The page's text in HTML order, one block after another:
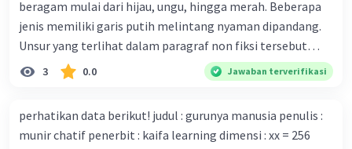
kekebalan, Melbourne, Julian Druce, menyatakan mereka
mengembangkan virus Corona versi laboratorium dari
tubuh pasien yang terinfeksi untuk uji coba. Tanggapan
yang sesuai dengan berita tersebut adalah ... A.
serangan virus Corona dengan menemukan vaksin virus
tersebut. B. Para ilmuan perlu segera mempelajari virus
beragam mulai dari hijau, ungu, hingga merah. Beberapa
jenis memiliki garis putih melintang nyaman dipandang.
Unsur yang terlihat dalam paragraf non fiksi tersebut
adalah... A. cara menyajikan isi buku B. bahasa yang
digunakan C. tokoh dan penokohan D. penyajian alur cerita
3 0.0 Jawaban terverifikasi
perhatikan data berikut! judul : gurunya manusia penulis :
munir chatif penerbit : kaifa learning dimensi : xx = 256